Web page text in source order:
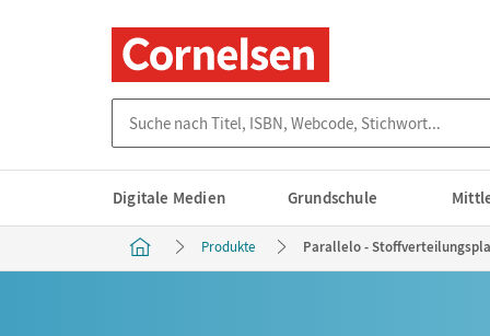
Digitale Medien Grundschule
Produkte Parallelo -